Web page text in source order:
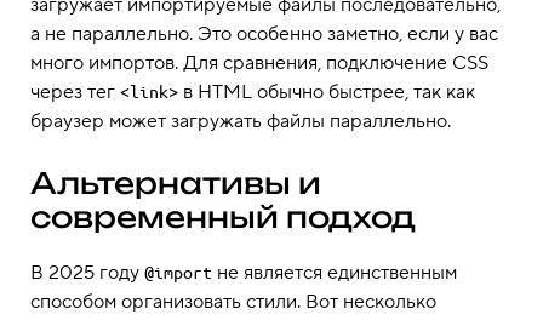
загружает импортируемые файлы последовательно,
а не параллельно. Это особенно заметно, если у вас
много импортов. Для сравнения, подключение CSS
через тег <link> в HTML обычно быстрее, так как
браузер может загружать файлы параллельно.
Альтернативы и
современный подход
В 2025 году @import не является единственным
способом организовать стили. Вот несколько